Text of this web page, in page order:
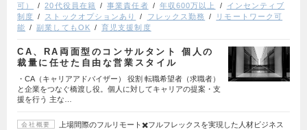
可）
20代役員在籍 事業責任者 年収600万以上
インセンティブ
制度
ストックオプションあり フレックス勤務
リモートワーク可
能
副業してもOK 育児支援制度
CA、RA両面型のコンサルタント 個人の
裁量に任せた自由な営業スタイル
・CA（キャリアアドバイザー） 役割 転職希望者（求職者）
と企業をつなぐ橋渡し役。個人に対してキャリアの提案・支
援を行う 主な…
会社概要 上場間際のフルリモート✖️フルフレックスを実現した人材ビジネス